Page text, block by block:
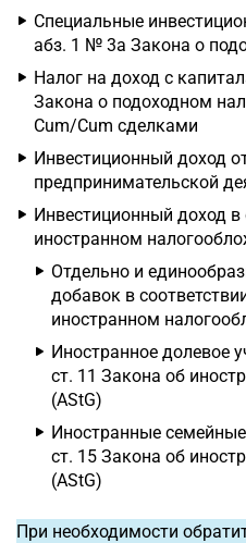
Специальные
абз. 1 № 3a Закона о
Налог на доход с
Закона о подоходном
Cum/Cum сделками
Инвестиционный доход
предпринимательской
Инвестиционный доход в
иностранном
Отдельно и
добавок в
иностранном
Иностранное долевое
ст. 11 Закона об
(AStG)
Иностранные
ст. 15 Закона об
(AStG)
При необходимости